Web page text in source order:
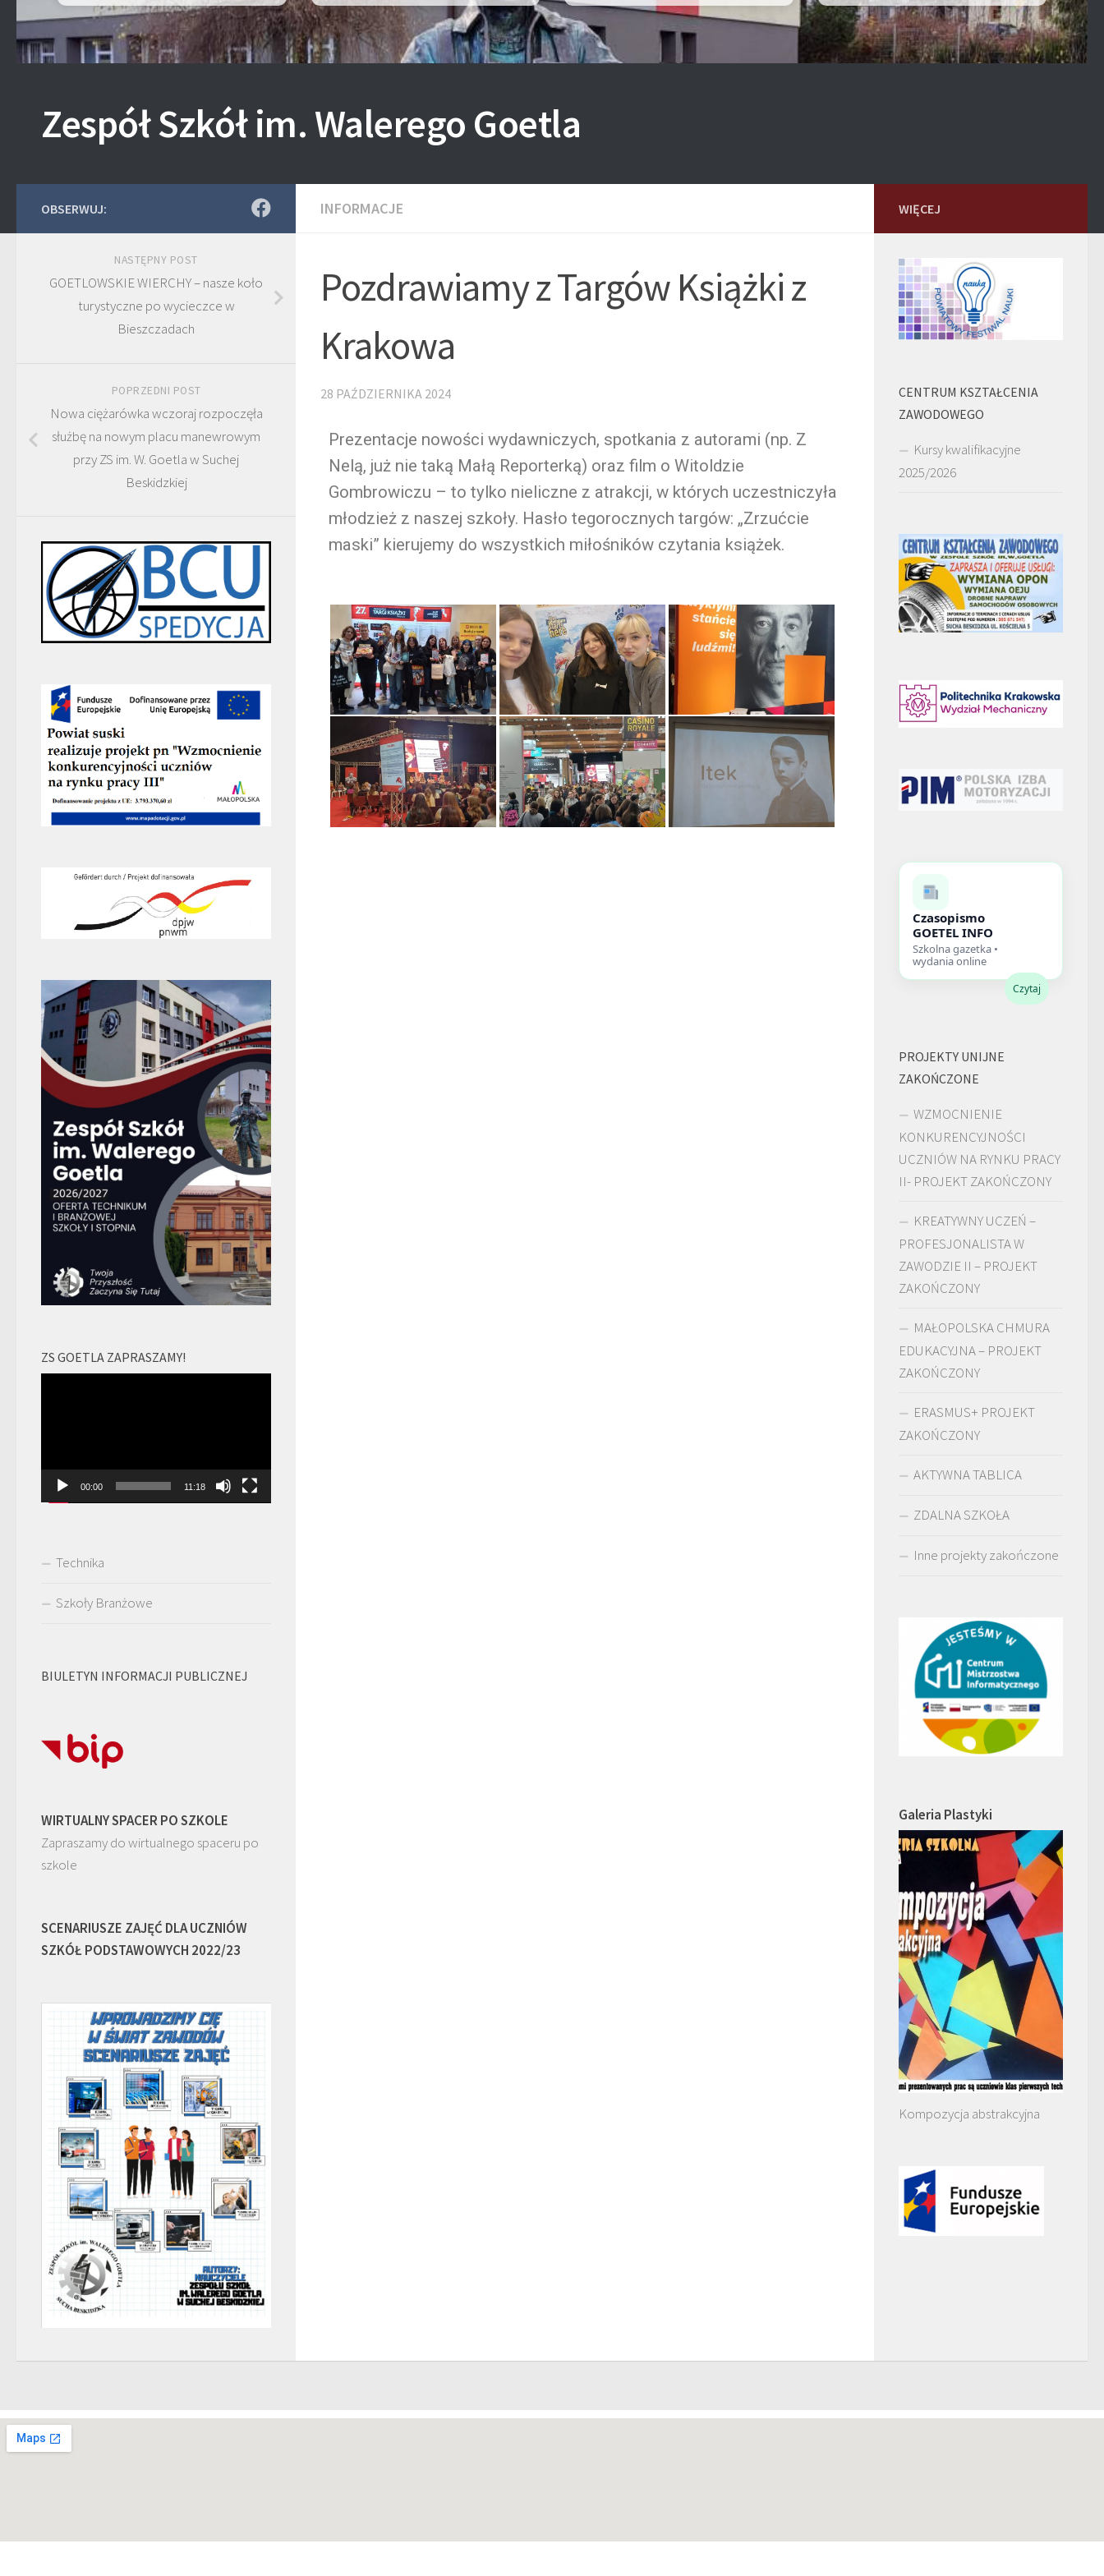
Zespół Szkół im. Walerego Goetla
INFORMACJE
Pozdrawiamy z Targów Książki z
Krakowa
28 PAŹDZIERNIKA 2024
Prezentacje nowości wydawniczych, spotkania z autorami (np. Z
Nelą, już nie taką Małą Reporterką) oraz film o Witoldzie
Gombrowiczu – to tylko nieliczne z atrakcji, w których uczestniczyła
młodzież z naszej szkoły. Hasło tegorocznych targów: „Zrzućcie
maski” kierujemy do wszystkich miłośników czytania książek.
OBSERWUJ:
NASTĘPNY POST
GOETLOWSKIE WIERCHY – nasze koło
turystyczne po wycieczce w
Bieszczadach
POPRZEDNI POST
Nowa ciężarówka wczoraj rozpoczęła
służbę na nowym placu manewrowym
przy ZS im. W. Goetla w Suchej
Beskidzkiej
ZS GOETLA ZAPRASZAMY!
00:00 11:18
Technika
Szkoły Branżowe
BIULETYN INFORMACJI PUBLICZNEJ
WIRTUALNY SPACER PO SZKOLE
Zapraszamy do wirtualnego spaceru po
szkole
SCENARIUSZE ZAJĘĆ DLA UCZNIÓW
SZKÓŁ PODSTAWOWYCH 2022/23
WIĘCEJ
CENTRUM KSZTAŁCENIA
ZAWODOWEGO
Kursy kwalifikacyjne
2025/2026
Czasopismo
GOETEL INFO
Szkolna gazetka •
wydania online
Czytaj
PROJEKTY UNIJNE
ZAKOŃCZONE
WZMOCNIENIE
KONKURENCYJNOŚCI
UCZNIÓW NA RYNKU PRACY
II- PROJEKT ZAKOŃCZONY
KREATYWNY UCZEŃ –
PROFESJONALISTA W
ZAWODZIE II – PROJEKT
ZAKOŃCZONY
MAŁOPOLSKA CHMURA
EDUKACYJNA – PROJEKT
ZAKOŃCZONY
ERASMUS+ PROJEKT
ZAKOŃCZONY
AKTYWNA TABLICA
ZDALNA SZKOŁA
Inne projekty zakończone
Galeria Plastyki
Kompozycja abstrakcyjna